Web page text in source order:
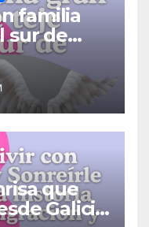
familia
sur de
que
Galicia